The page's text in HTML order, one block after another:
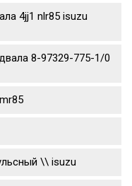
4jj1 nlr85 isuzu
8-97329-775-1/0
\\ isuzu